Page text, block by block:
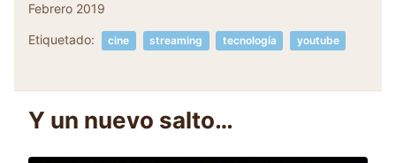
Febrero 2019
Etiquetado: cine streaming tecnología youtube
Y un nuevo salto…